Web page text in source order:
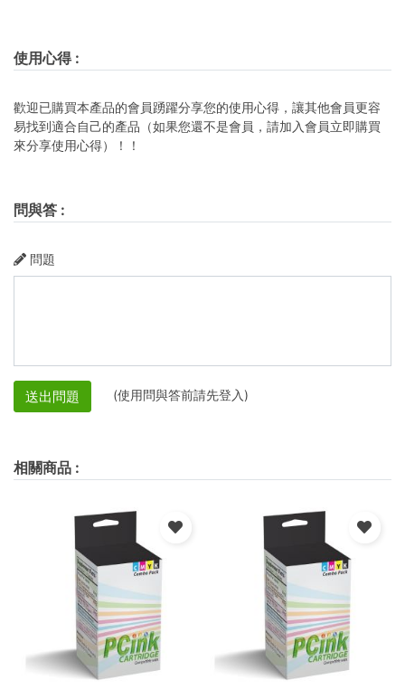
使用心得:
歡迎已購買本產品的會員踴躍分享您的使用心得，讓其他會員更容
易找到適合自己的產品（如果您還不是會員，請加入會員立即購買
來分享使用心得）！！
問與答 :
問題
送出問題 (使用問與答前請先登入)
相關商品 :